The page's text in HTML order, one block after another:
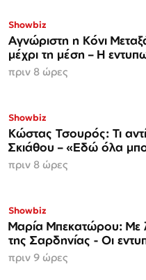
Showbiz
Αγνώριστη η Κόνι
μέχρι τη μέση – Η
πριν 8 ώρες
Showbiz
Κώστας Τσουρός: Τι
Σκιάθου – «Εδώ όλα
πριν 8 ώρες
Showbiz
Μαρία Μπεκατώρου: Με
της Σαρδηνίας - Οι
πριν 9 ώρες